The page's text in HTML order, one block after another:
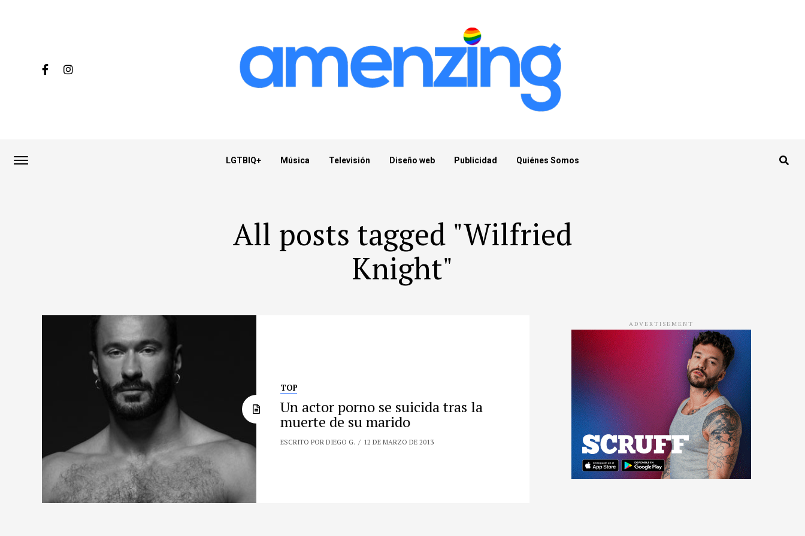
LGTBIQ+ Música Televisión Diseño web Publicidad Quiénes Somos
All posts tagged "Wilfried
Knight"
TOP
Un actor porno se suicida tras la
muerte de su marido
ESCRITO POR DIEGO G. 12 DE MARZO DE 2013
ADVERTISEMENT